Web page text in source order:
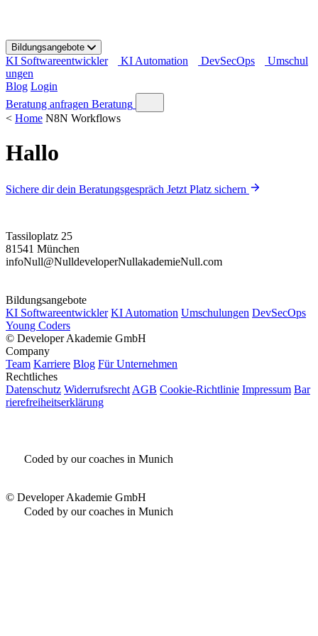
t
o
c
o
n
t
Bildungsangebote
KI Softwareentwickler KI Automation DevSecOps
Umschul
ungen
Blog Login
Beratung anfragen Beratung
< Home N8N Workflows
Hallo
Sichere dir dein Beratungsgespräch Jetzt Platz sichern
Tassiloplatz 25
81541 München
infoNull@NulldeveloperNullakademieNull.com
Bildungsangebote
KI Softwareentwickler KI Automation Umschulungen DevSecOps
Young Coders
© Developer Akademie GmbH
Company
Team Karriere Blog Für Unternehmen
Rechtliches
Datenschutz Widerrufsrecht AGB Cookie-Richtlinie Impressum Bar
rierefreiheitserklärung
Coded by our coaches in Munich
© Developer Akademie GmbH
Coded by our coaches in Munich